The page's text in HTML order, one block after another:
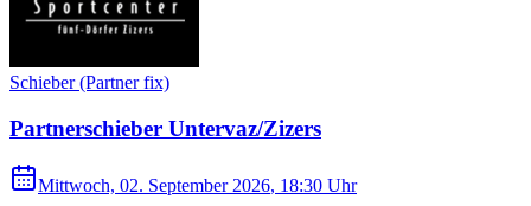
Schieber (Partner fix)
Partnerschieber Untervaz/Zizers
Mittwoch, 02. September 2026, 18:30 Uhr